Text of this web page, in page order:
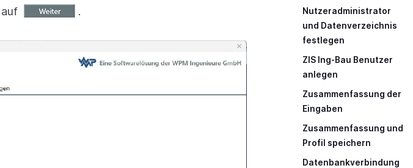
.
Nutzeradministrator
und Datenverzeichnis
festlegen
ZIS Ing-Bau Benutzer
anlegen
Zusammenfassung der
Eingaben
Zusammenfassung und
Profil speichern
Datenbankverbindung